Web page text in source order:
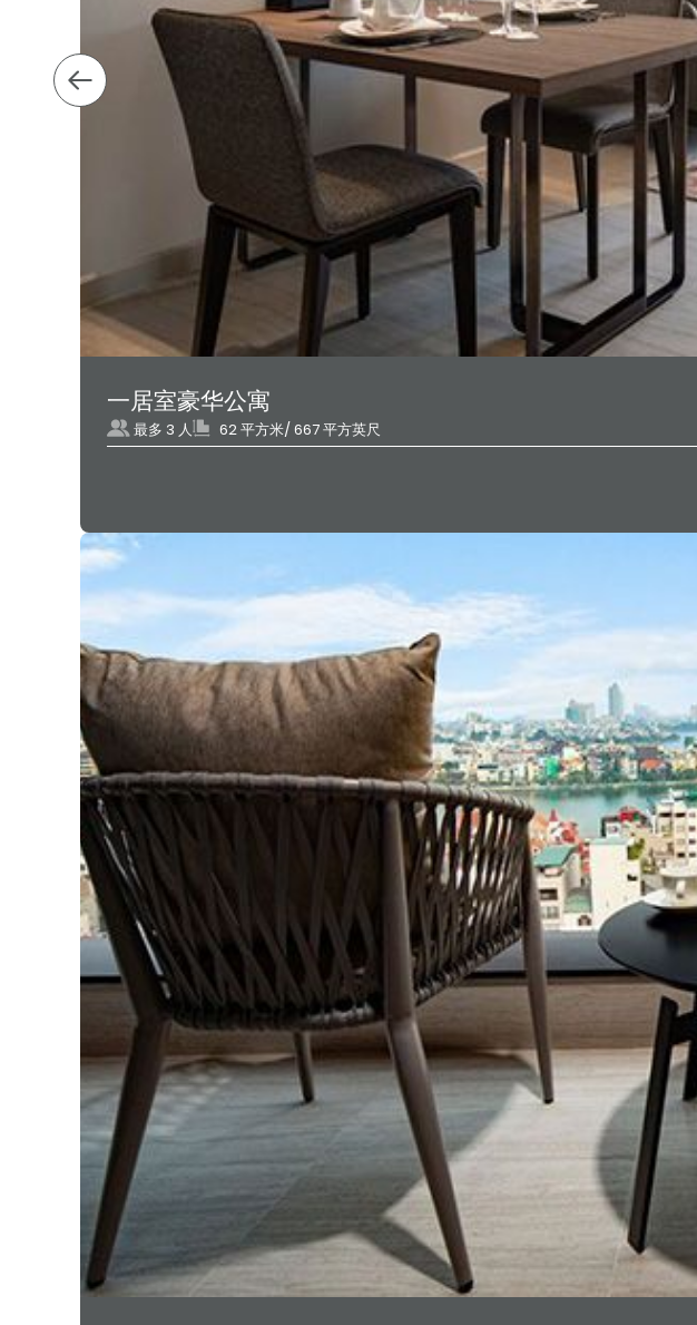
一居室豪华公寓
最多 3 人 62 平方米/ 667 平方英尺